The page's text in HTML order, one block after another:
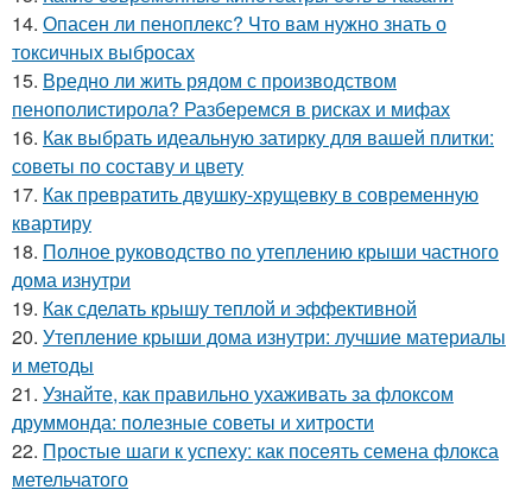
14. Опасен ли пеноплекс? Что вам нужно знать о
токсичных выбросах
15. Вредно ли жить рядом с производством
пенополистирола? Разберемся в рисках и мифах
16. Как выбрать идеальную затирку для вашей плитки:
советы по составу и цвету
17. Как превратить двушку-хрущевку в современную
квартиру
18. Полное руководство по утеплению крыши частного
дома изнутри
19. Как сделать крышу теплой и эффективной
20. Утепление крыши дома изнутри: лучшие материалы
и методы
21. Узнайте, как правильно ухаживать за флоксом
друммонда: полезные советы и хитрости
22. Простые шаги к успеху: как посеять семена флокса
метельчатого